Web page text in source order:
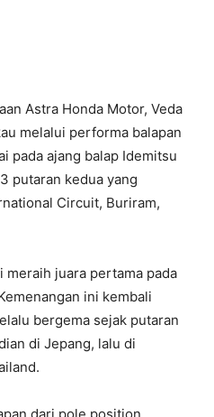
Astra Honda Motor, Veda
melalui performa balapan
pada ajang balap Idemitsu
putaran kedua yang
Circuit, Buriram,
meraih juara pertama pada
ini kembali
bergema sejak putaran
di Jepang, lalu di